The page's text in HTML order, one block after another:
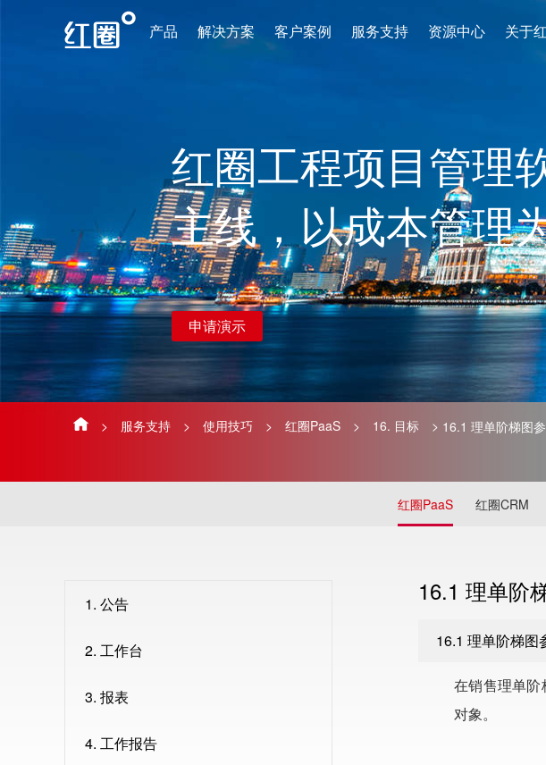
产品 解决方案 客户案例 服务支持 资源中心 关于
红圈工程项目管理
主线，以成本管理
申请演示
> 服务支持 > 使用技巧 > 红圈PaaS > 16. 目标 > 16.1 理单阶梯图
红圈PaaS 红圈CRM
1. 公告
2. 工作台
3. 报表
4. 工作报告
16.1 理单阶
16.1 理单阶梯图
在销售理单
对象。